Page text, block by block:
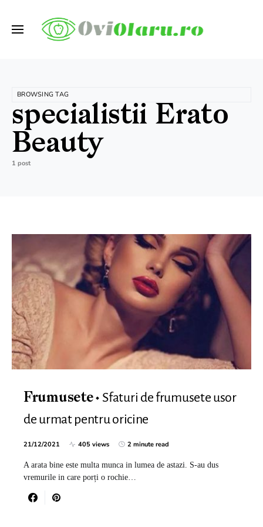
BROWSING TAG
specialistii Erato
Beauty
1 post
Frumusete
Sfaturi de frumusete usor
de urmat pentru oricine
21/12/2021 405 views 2 minute read
A arata bine este multa munca in lumea de astazi. S-au dus
vremurile in care porți o rochie…